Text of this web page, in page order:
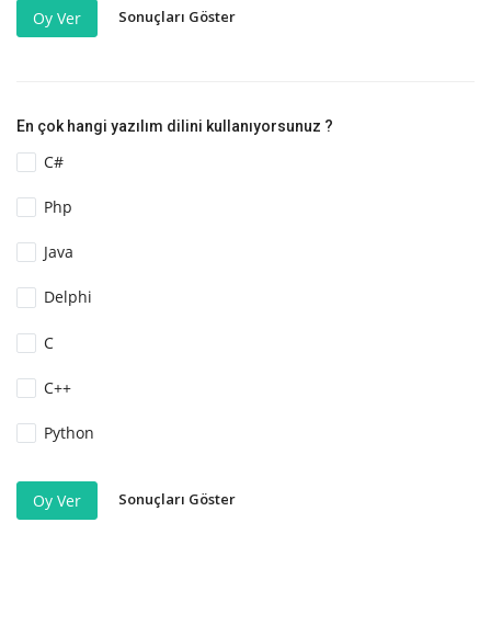
Oy Ver Sonuçları Göster
En çok hangi yazılım dilini kullanıyorsunuz ?
C#
Php
Java
Delphi
C
C++
Python
Oy Ver Sonuçları Göster